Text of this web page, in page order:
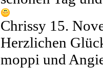
Chrissy 15.
Herzlichen
moppi und